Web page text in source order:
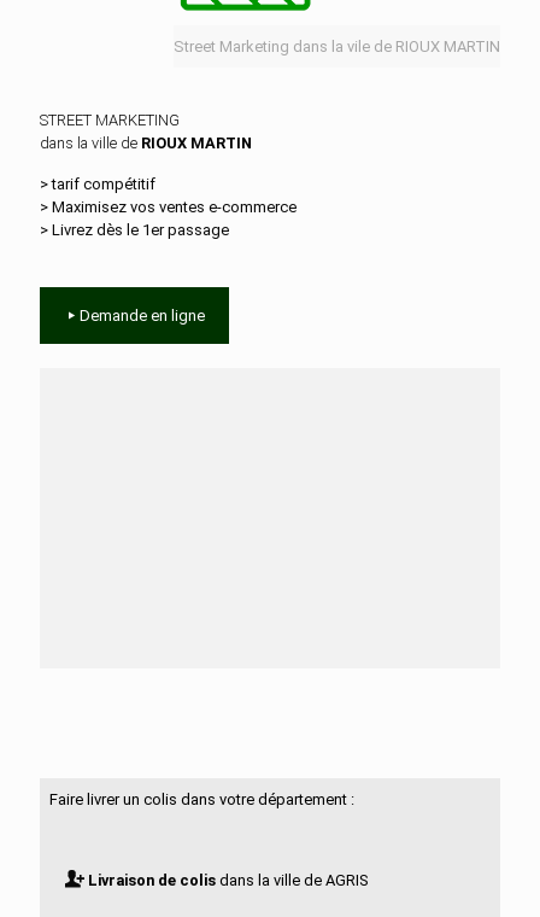
Street Marketing dans la vile de RIOUX MARTIN
STREET MARKETING
dans la ville de RIOUX MARTIN
> tarif compétitif
> Maximisez vos ventes e‑commerce
> Livrez dès le 1er passage
Demande en ligne
Faire livrer un colis dans votre département :
Livraison de colisdans la ville de AGRIS